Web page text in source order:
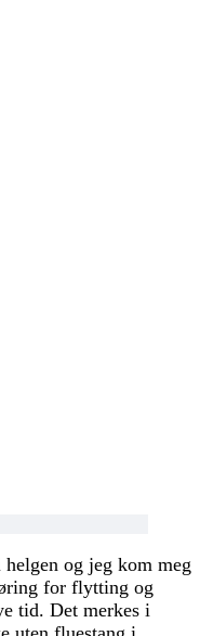
og jeg kom meg
for flytting og
tid. Det merkes i